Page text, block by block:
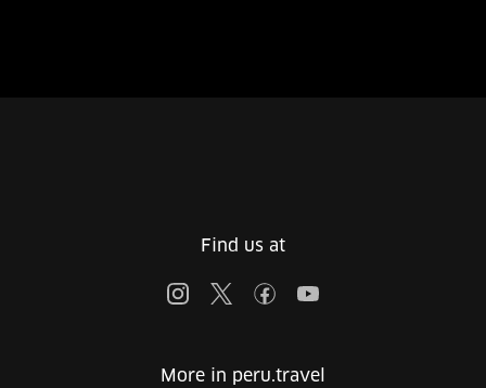
Find us at
More in peru.travel